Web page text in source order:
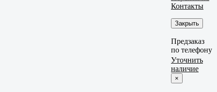
Контакты
Закрыть
Предзаказ
по телефону
Уточнить
наличие
×